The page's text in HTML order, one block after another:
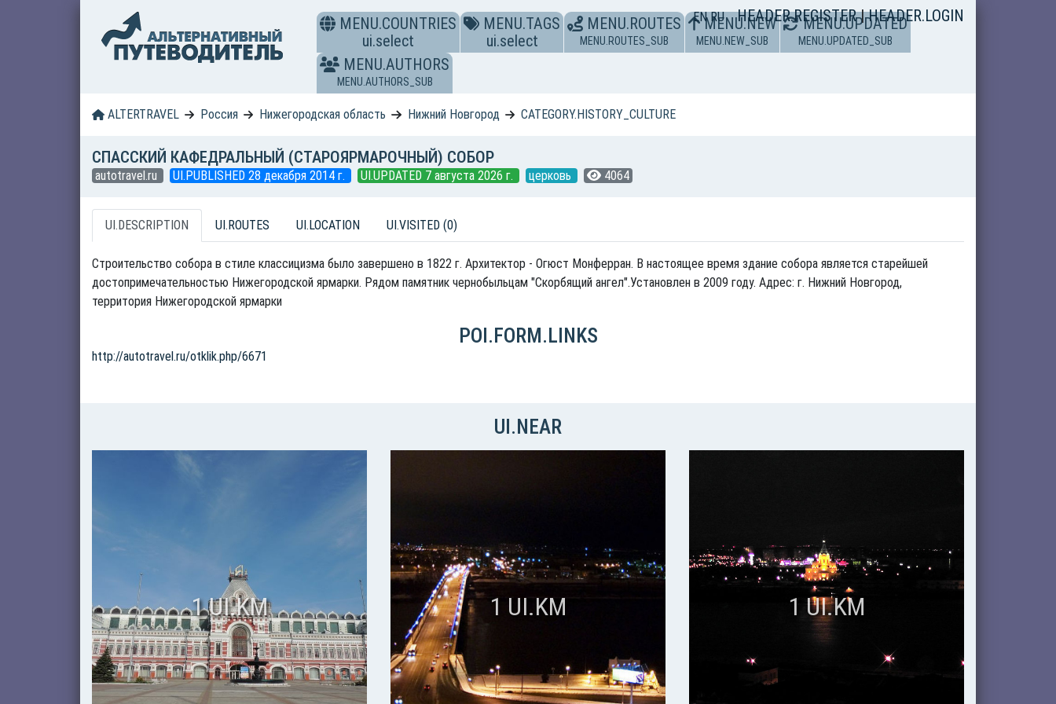
ENRU HEADER.REGISTER|HEADER.LOGIN
MENU.COUNTRIES
ui.select
MENU.TAGS
ui.select
MENU.ROUTES
MENU.ROUTES_SUB
MENU.NEW
MENU.NEW_SUB
MENU.UPDATED
MENU.UPDATED_SUB
MENU.AUTHORS
MENU.AUTHORS_SUB
ALTERTRAVEL Россия Нижегородская область Нижний Новгород CATEGORY.HISTORY_CULTURE
СПАССКИЙ КАФЕДРАЛЬНЫЙ (СТАРОЯРМАРОЧНЫЙ) СОБОР
autotravel.ru UI.PUBLISHED 28 декабря 2014 г. UI.UPDATED 7 августа 2026 г. церковь 4064
UI.DESCRIPTION UI.ROUTES UI.LOCATION UI.VISITED (0)
Строительство собора в стиле классицизма было завершено в 1822 г. Архитектор - Огюст Монферран. В настоящее время здание собора является старейшей
достопримечательностью Нижегородской ярмарки. Рядом памятник чернобыльцам "Скорбящий ангел".Установлен в 2009 году. Адрес: г. Нижний Новгород,
территория Нижегородской ярмарки
POI.FORM.LINKS
http://autotravel.ru/otklik.php/6671
UI.NEAR
1 UI.KM 1 UI.KM 1 UI.KM